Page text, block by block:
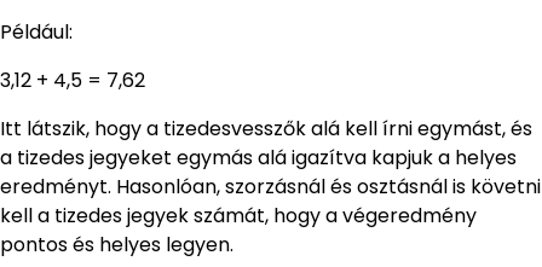
Például:
3,12 + 4,5 = 7,62
Itt látszik, hogy a tizedesvesszők alá kell írni egymást, és
a tizedes jegyeket egymás alá igazítva kapjuk a helyes
eredményt. Hasonlóan, szorzásnál és osztásnál is követni
kell a tizedes jegyek számát, hogy a végeredmény
pontos és helyes legyen.